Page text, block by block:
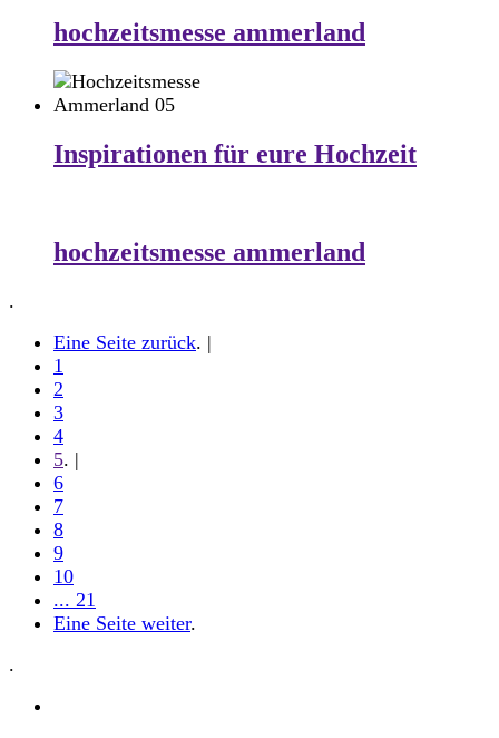
hochzeitsmesse ammerland
Inspirationen für eure Hochzeit
hochzeitsmesse ammerland
.
Eine Seite zurück. |
1
2
3
4
5. |
6
7
8
9
10
... 21
Eine Seite weiter.
.